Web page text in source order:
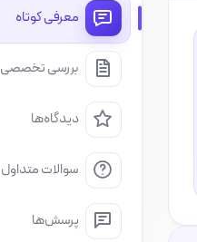
معرفی کوتاه
بررسی تخصصی
دیدگاه‌ها
سوالات متداول
پرسش‌ها